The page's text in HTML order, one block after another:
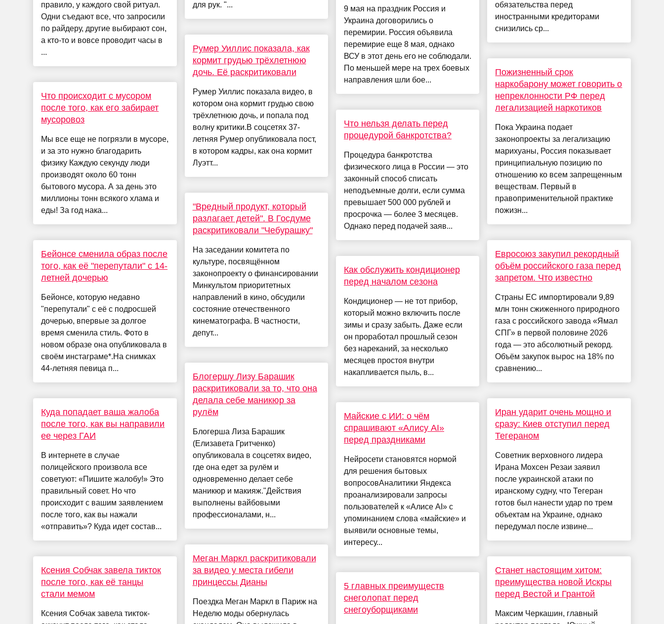
правило, у каждого свой ритуал.
Одни съедают все, что запросили
по райдеру, другие выбирают сон,
а кто-то и вовсе проводит часы в
...
Что происходит с мусором
после того, как его забирает
мусоровоз
Мы все еще не погрязли в мусоре,
и за это нужно благодарить
физику Каждую секунду люди
производят около 60 тонн
бытового мусора. А за день это
миллионы тонн всякого хлама и
еды! За год нака...
Бейонсе сменила образ после
того, как её "перепутали" с 14-
летней дочерью
Бейонсе, которую недавно
"перепутали" с её с подросшей
дочерью, впервые за долгое
время сменила стиль. Фото в
новом образе она опубликовала в
своём инстаграме*.На снимках
44-летняя певица п...
Куда попадает ваша жалоба
после того, как вы направили
ее через ГАИ
В интернете в случае
полицейского произвола все
советуют: «Пишите жалобу!» Это
правильный совет. Но что
происходит с вашим заявлением
после того, как вы нажали
«отправить»? Куда идет состав...
Ксения Собчак завела тикток
после того, как её танцы
стали мемом
Ксения Собчак завела тикток-
для рук. "...
Румер Уиллис показала, как
кормит грудью трёхлетнюю
дочь. Её раскритиковали
Румер Уиллис показала видео, в
котором она кормит грудью свою
трёхлетнюю дочь, и попала под
волну критики.В соцсетях 37-
летняя Румер опубликовала пост,
в котором кадры, как она кормит
Луэтт...
"Вредный продукт, который
разлагает детей". В Госдуме
раскритиковали "Чебурашку"
На заседании комитета по
культуре, посвящённом
законопроекту о финансировании
Минкультом приоритетных
направлений в кино, обсудили
состояние отечественного
кинематографа. В частности,
депут...
Блогершу Лизу Барашик
раскритиковали за то, что она
делала себе маникюр за
рулём
Блогерша Лиза Барашик
(Елизавета Гритченко)
опубликовала в соцсетях видео,
где она едет за рулём и
одновременно делает себе
маникюр и макияж."Действия
выполнены вайбовыми
профессионалами, н...
Меган Маркл раскритиковали
за видео у места гибели
принцессы Дианы
Поездка Меган Маркл в Париж на
Неделю моды обернулась
9 мая на праздник Россия и
Украина договорились о
перемирии. Россия объявила
перемирие еще 8 мая, однако
ВСУ в этот день его не соблюдали.
По меньшей мере на трех боевых
направления шли бое...
Что нельзя делать перед
процедурой банкротства?
Процедура банкротства
физического лица в России — это
законный способ списать
неподъемные долги, если сумма
превышает 500 000 рублей и
просрочка — более 3 месяцев.
Однако перед подачей заяв...
Как обслужить кондиционер
перед началом сезона
Кондиционер — не тот прибор,
который можно включить после
зимы и сразу забыть. Даже если
он проработал прошлый сезон
без нареканий, за несколько
месяцев простоя внутри
накапливается пыль, в...
Майские с ИИ: о чём
спрашивают «Алису AI»
перед праздниками
Нейросети становятся нормой
для решения бытовых
вопросовАналитики Яндекса
проанализировали запросы
пользователей к «Алисе AI» с
упоминанием слова «майские» и
выявили основные темы,
интересу...
5 главных преимуществ
снеголопат перед
снегоуборщиками
обязательства перед
иностранными кредиторами
снизились ср...
Пожизненный срок
наркобарону может говорить о
непреклонности РФ перед
легализацией наркотиков
Пока Украина подает
законопроекты за легализацию
марихуаны, Россия показывает
принципиальную позицию по
отношению ко всем запрещенным
веществам. Первый в
правоприменительной практике
пожизн...
Евросоюз закупил рекордный
объём российского газа перед
запретом. Что известно
Страны ЕС импортировали 9,89
млн тонн сжиженного природного
газа с российского завода «Ямал
СПГ» в первой половине 2026
года — это абсолютный рекорд.
Объём закупок вырос на 18% по
сравнению...
Иран ударит очень мощно и
сразу: Киев отступил перед
Тегераном
Советник верховного лидера
Ирана Мохсен Резаи заявил
после украинской атаки по
иранскому судну, что Тегеран
готов был нанести удар по трем
объектам на Украине, однако
передумал после извине...
Станет настоящим хитом:
преимущества новой Искры
перед Вестой и Грантой
Максим Черкашин, главный